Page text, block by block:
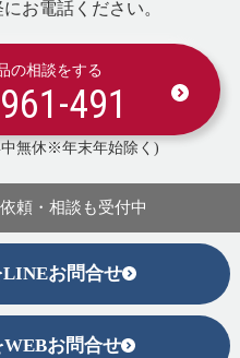
お電話ください。
の相談をする
491
中無休※年末年始除く)
頼・相談も受付中
お問合せ
お問合せ